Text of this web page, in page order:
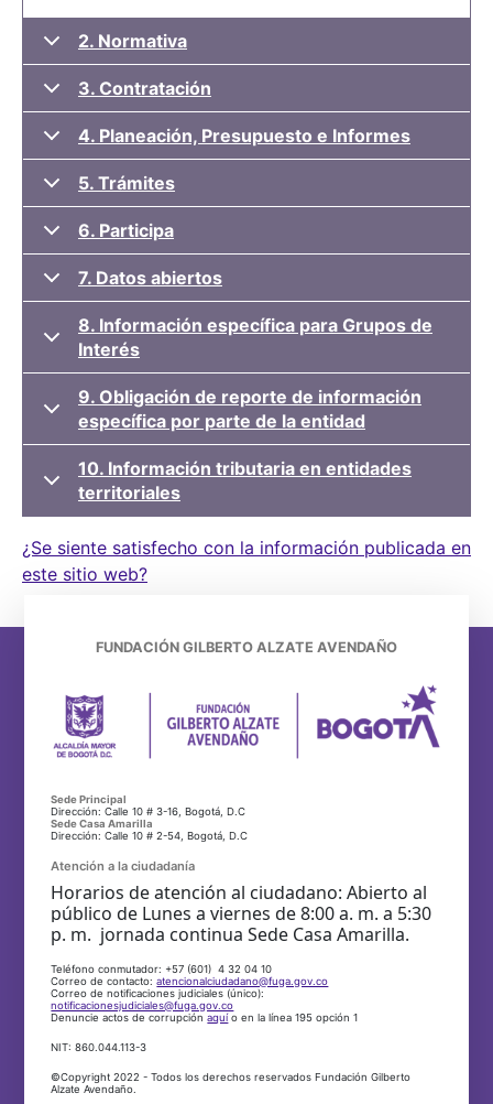
2. Normativa
3. Contratación
4. Planeación, Presupuesto e Informes
5. Trámites
6. Participa
7. Datos abiertos
8. Información específica para Grupos de
Interés
9. Obligación de reporte de información
específica por parte de la entidad
10. Información tributaria en entidades
territoriales
¿Se siente satisfecho con la información publicada en
este sitio web?
FUNDACIÓN GILBERTO ALZATE AVENDAÑO
Sede Principal
Dirección: Calle 10 # 3-16, Bogotá, D.C
Sede Casa Amarilla
Dirección: Calle 10 # 2-54, Bogotá, D.C
Atención a la ciudadanía
Horarios de atención al ciudadano: Abierto al
público de Lunes a viernes de 8:00 a. m. a 5:30
p. m. jornada continua Sede Casa Amarilla.
Teléfono conmutador: +57 (601) 4 32 04 10
Correo de contacto:atencionalciudadano@fuga.gov.co
Correo de notificaciones judiciales (único):
notificacionesjudiciales@fuga.gov.co
Denuncie actos de corrupciónaquío en la línea 195 opción 1
NIT: 860.044.113-3
©Copyright 2022 - Todos los derechos reservados Fundación Gilberto
Alzate Avendaño.